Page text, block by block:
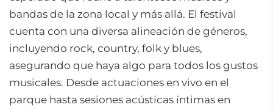
bandas de la zona local y más allá. El festival
cuenta con una diversa alineación de géneros,
incluyendo rock, country, folk y blues,
asegurando que haya algo para todos los gustos
musicales. Desde actuaciones en vivo en el
parque hasta sesiones acústicas íntimas en